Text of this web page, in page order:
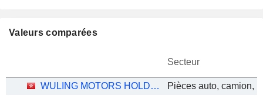
Valeurs comparées
Secteur
WULING MOTORS HOLDINGS LIMITED